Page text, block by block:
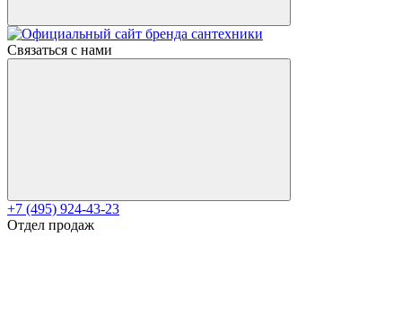
Связаться с нами
+7 (495) 924-43-23
Отдел продаж